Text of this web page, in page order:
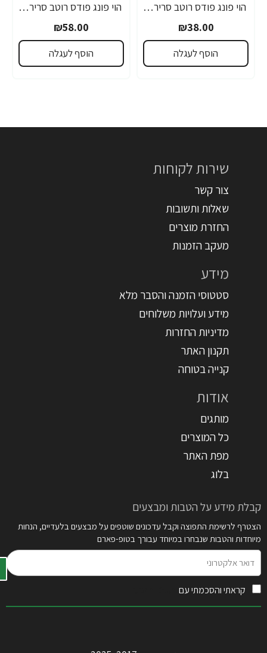
הוי פונג פודס רוטב סריראצ'ה פלפל צ'ילי חריף 435 גרם - מבית HUY FONG FOODS
₪38.00
הוסף לעגלה
הוי פונג פודס רוטב סריראצ'ה פלפל צ'ילי חריף 793 גרם - מבית HUY FONG FOODS
₪58.00
הוסף לעגלה
שירות לקוחות
צור קשר
שאלות ותשובות
החזרת מוצרים
מעקב הזמנות
מידע
סטטוסי הזמנה והסבר מלא
מידע ועלויות משלוחים
מדיניות החזרות
תקנון האתר
קנייה בטוחה
אודות
מותגים
כל המוצרים
מפת האתר
בלוג
קבלת מידע על הטבות ומבצעים
הצטרף לרשימת התפוצה וקבל עדכונים שוטפים על מבצעים בלעדיים, הנחות
מיוחדות והטבות שנבחרו במיוחד עבורך בטופ-פארם
אלקטרוני
קראתי והסכמתי עם